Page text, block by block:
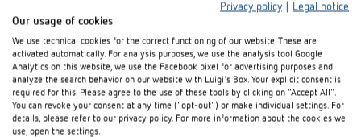
Blende 72 x 72 für BZ
Privacy policy
Legal notice
Our usage of cookies
We use technical cookies for the correct functioning of our website. These are
activated automatically. For analysis purposes, we use the analysis tool Google
Analytics on this website, we use the Facebook pixel for advertising purposes and
analyze the search behavior on our website with Luigi's Box. Your explicit consent is
required for this. Please agree to the use of these tools by clicking on "Accept All".
You can revoke your consent at any time ("opt-out") or make individual settings. For
details, please refer to our privacy policy. For more information about the cookies we
use, open the settings.